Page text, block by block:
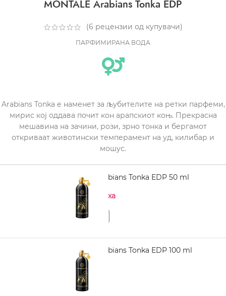
MONTALE Arabians Tonka EDP
(6 рецензии од купувачи)
ПАРФИМИРАНА ВОДА
Arabians Tonka е наменет за љубителите на ретки парфеми,
мирис кој оддава почит кон арапскиот коњ. Прекрасна
мешавина на зачини, рози, зрно тонка и бергамот
откриваат животински темперамент на уд, килибар и
мошус.
MONTALE Arabians Tonka EDP 50 ml
Нема на залиха
MONTALE Arabians Tonka EDP 100 ml
6.880,00